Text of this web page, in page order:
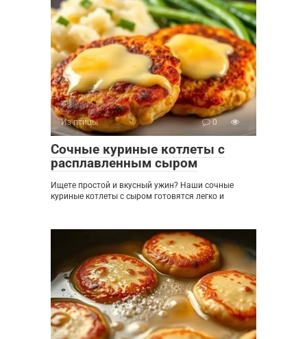
Из птицы 0
Сочные куриные котлеты с
расплавленным сыром
Ищете простой и вкусный ужин? Наши сочные
куриные котлеты с сыром готовятся легко и